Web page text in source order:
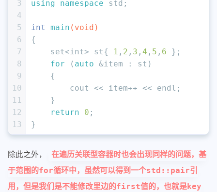
3
4
5
6
7
8
9
10
11
12
13
using
namespace std;
int main ( void )
{
    set<
int> st{ 1 , 2 , 3 , 4 , 5 , 6 };
for ( auto &item : st)
    {
    }
return
0 ;
}
除此之外，
在遍历关联型容器时也会出现同样的问题，基
于范围的for循环中，虽然可以得到一个std::pair引
用，但是我们是不能修改里边的first值的，也就是key